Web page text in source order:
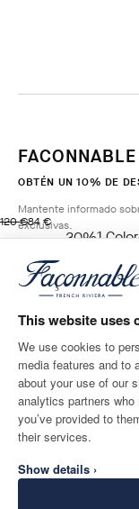
This website uses
We use cookies to
media features and to
about your use of our
analytics partners
you’ve provided to
their services.
Show details ›
120 €
original price 120 €
84 €
precio actual 84 €
- 30%1
BROADWAY
Talla
OBTÉN UN 10% DE
Mantente informado
exclusivas.
Correo electrónico*
DESTINO DE
CONTACTA CON